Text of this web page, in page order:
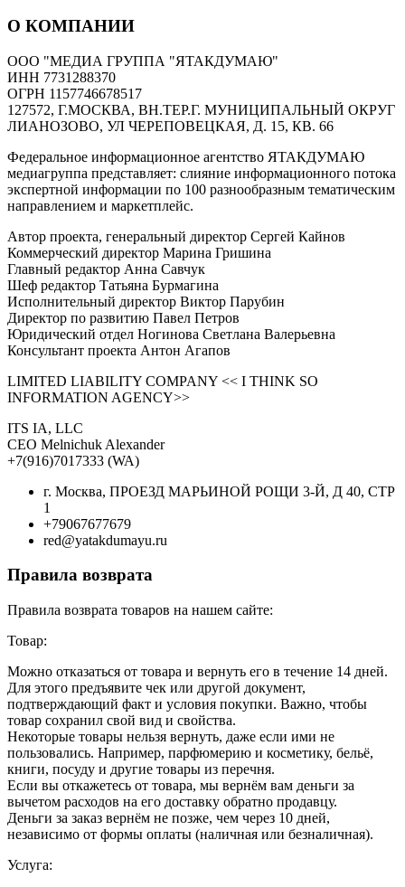
О КОМПАНИИ
ООО "МЕДИА ГРУППА "ЯТАКДУМАЮ"
ИНН 7731288370
ОГРН 1157746678517
127572, Г.МОСКВА, ВН.ТЕР.Г. МУНИЦИПАЛЬНЫЙ ОКРУГ
ЛИАНОЗОВО, УЛ ЧЕРЕПОВЕЦКАЯ, Д. 15, КВ. 66
Федеральное информационное агентство ЯТАКДУМАЮ
медиагруппа представляет: слияние информационного потока
экспертной информации по 100 разнообразным тематическим
направлением и маркетплейс.
Автор проекта, генеральный директор Сергей Кайнов
Коммерческий директор Марина Гришина
Главный редактор Анна Савчук
Шеф редактор Татьяна Бурмагина
Исполнительный директор Виктор Парубин
Директор по развитию Павел Петров
Юридический отдел Ногинова Светлана Валерьевна
Консультант проекта Антон Агапов
LIMITED LIABILITY COMPANY << I THINK SO
INFORMATION AGENCY>>
ITS IA, LLC
CEO Melnichuk Alexander
+7(916)7017333 (WA)
г. Москва, ПРОЕЗД МАРЬИНОЙ РОЩИ 3-Й, Д 40, СТР
1
+79067677679
red@yatakdumayu.ru
Правила возврата
Правила возврата товаров на нашем сайте:
Товар:
Можно отказаться от товара и вернуть его в течение 14 дней.
Для этого предъявите чек или другой документ,
подтверждающий факт и условия покупки. Важно, чтобы
товар сохранил свой вид и свойства.
Некоторые товары нельзя вернуть, даже если ими не
пользовались. Например, парфюмерию и косметику, бельё,
книги, посуду и другие товары из перечня.
Если вы откажетесь от товара, мы вернём вам деньги за
вычетом расходов на его доставку обратно продавцу.
Деньги за заказ вернём не позже, чем через 10 дней,
независимо от формы оплаты (наличная или безналичная).
Услуга: